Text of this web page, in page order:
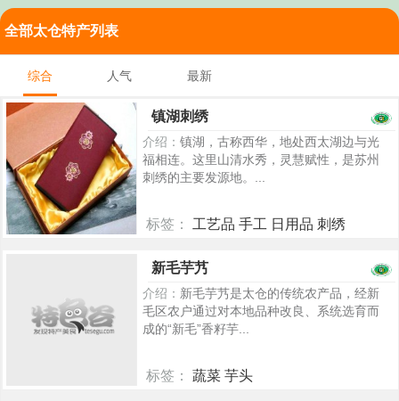
全部太仓特产列表
综合 人气 最新
镇湖刺绣
介绍： 镇湖，古称西华，地处西太湖边与光
福相连。这里山清水秀，灵慧赋性，是苏州
刺绣的主要发源地。...
标签： 工艺品 手工 日用品 刺绣
新毛芋艿
介绍： 新毛芋艿是太仓的传统农产品，经新
毛区农户通过对本地品种改良、系统选育而
成的“新毛”香籽芋...
标签： 蔬菜 芋头